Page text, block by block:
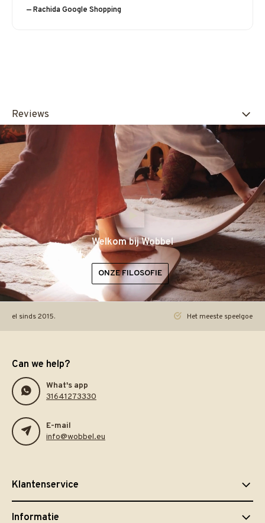
— Rachida Google Shopping
Reviews
Welkom bij Wobbel
ONZE FILOSOFIE
sinds 2015. Het meeste speelgoed
Can we help?
What's app
31641273330
E-mail
info@wobbel.eu
Klantenservice
Informatie